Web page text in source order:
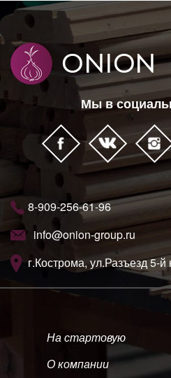
Мы в
8-909-256-61-96
info@onion-group.ru
г.Кострома, ул.Разъезд 5-й
На стартовую
О компании